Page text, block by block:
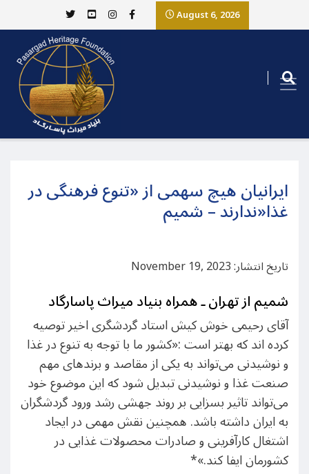
August 6, 2026
ایرانیان هیچ سهمی از «تنوع فرهنگی در
غذا«ندارند – شمیم
تاریخ انتشار: November 19, 2023
شمیم از تهران ـ همراه بنیاد میراث پاسارگاد
آقای رحیمی خوش کیش استاد گردشگری اخیر توصیه
کرده اند که بهتر است :«کشور ما با توجه به تنوع در غذا
و نوشیدنی می‌تواند به یکی از مقاصد و برندهای مهم
صنعت غذا و نوشیدنی تبدیل شود که این موضوع خود
می‌تواند تاثیر بسزایی بر روند جهشی رشد ورود گردشگران
به ایران داشته باشد. همچنین نقش مهمی در ایجاد
اشتغال کارآفرینی و صادرات محصولات غذایی در
کشورمان ایفا کند.»*